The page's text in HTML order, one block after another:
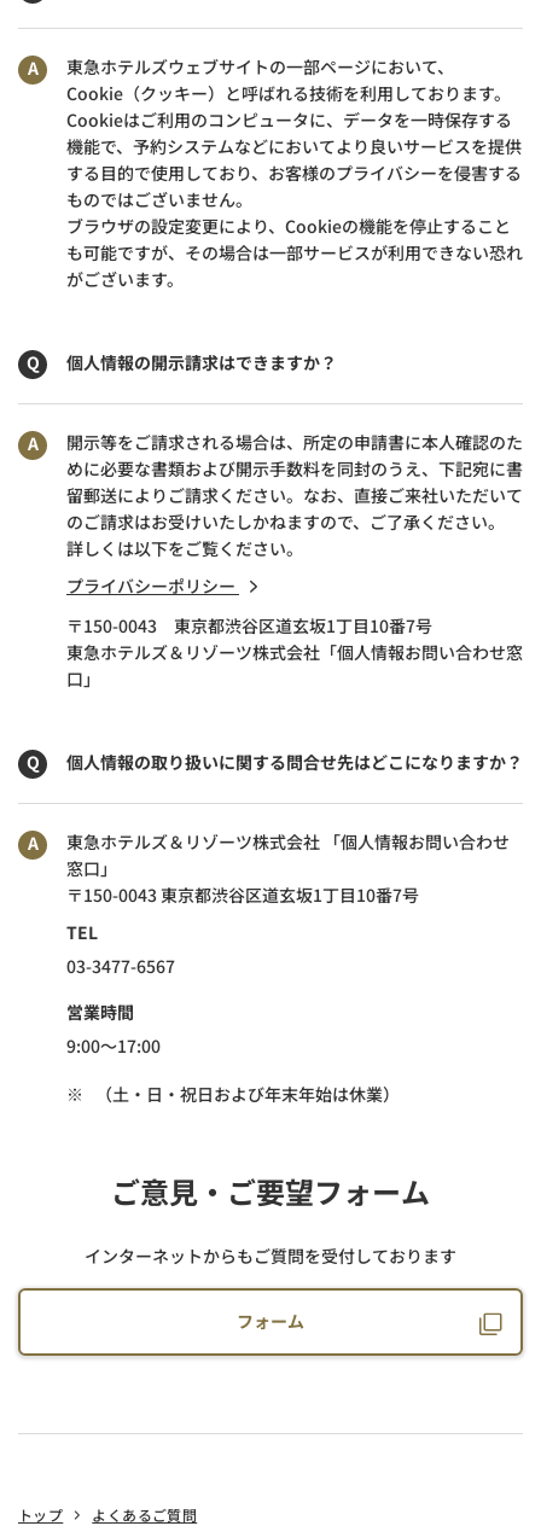
東急ホテルズウェブサイトの一部ページにおいて、
Cookie（クッキー）と呼ばれる技術を利用しております。
Cookieはご利用のコンピュータに、データを一時保存する
機能で、予約システムなどにおいてより良いサービスを提供
する目的で使用しており、お客様のプライバシーを侵害する
ものではございません。
ブラウザの設定変更により、Cookieの機能を停止すること
も可能ですが、その場合は一部サービスが利用できない恐れ
がございます。
個人情報の開示請求はできますか？
開示等をご請求される場合は、所定の申請書に本人確認のた
めに必要な書類および開示手数料を同封のうえ、下記宛に書
留郵送によりご請求ください。なお、直接ご来社いただいて
のご請求はお受けいたしかねますので、ご了承ください。
詳しくは以下をご覧ください。
プライバシーポリシー
〒150-0043 東京都渋谷区道玄坂1丁目10番7号
東急ホテルズ＆リゾーツ株式会社「個人情報お問い合わせ窓
口」
個人情報の取り扱いに関する問合せ先はどこになりますか？
東急ホテルズ＆リゾーツ株式会社 「個人情報お問い合わせ
窓口」
〒150-0043 東京都渋谷区道玄坂1丁目10番7号
TEL
03-3477-6567
営業時間
9:00～17:00
※
（土・日・祝日および年末年始は休業）
ご意見・ご要望フォーム
インターネットからもご質問を受付しております
フォーム
トップ よくあるご質問